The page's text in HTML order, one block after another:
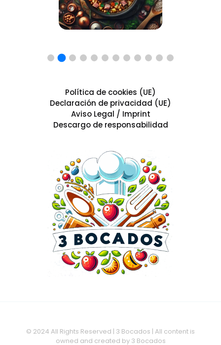
Política de cookies (UE)
Declaración de privacidad (UE)
Aviso Legal / Imprint
Descargo de responsabilidad
© 2024 All Rights Reserved | 3 Bocados | All content is
owned and created by 3 Bocados